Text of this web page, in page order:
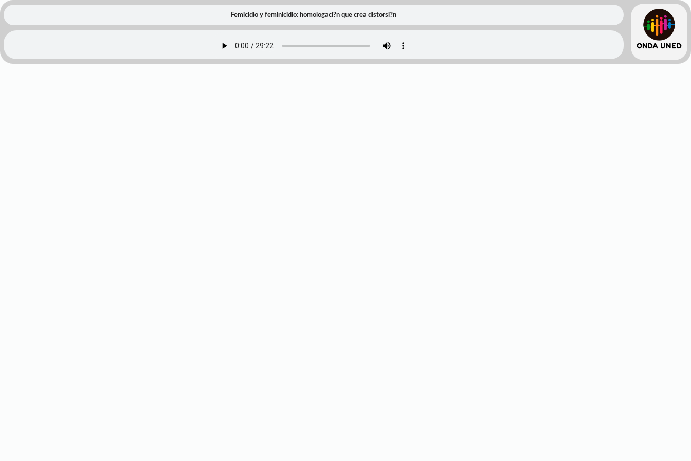
Femicidio y feminicidio: homologaci?n que crea distorsi?n